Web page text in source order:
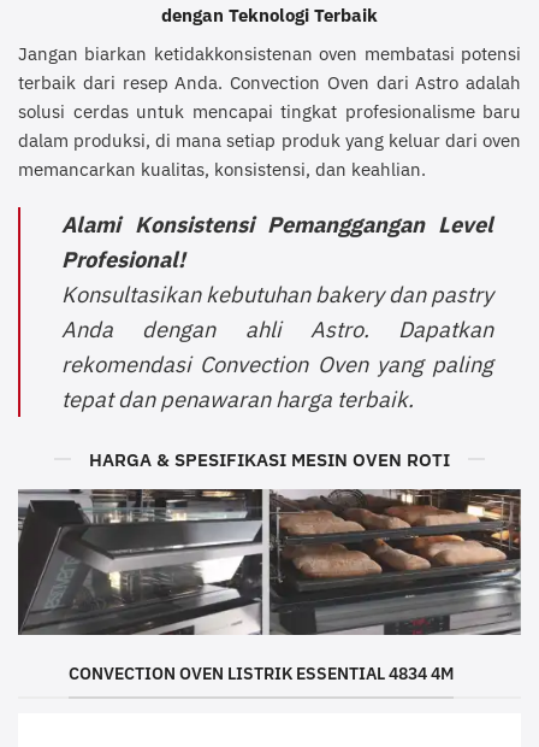
dengan Teknologi Terbaik
Jangan biarkan ketidakkonsistenan oven membatasi potensi
terbaik dari resep Anda. Convection Oven dari Astro adalah
solusi cerdas untuk mencapai tingkat profesionalisme baru
dalam produksi, di mana setiap produk yang keluar dari oven
memancarkan kualitas, konsistensi, dan keahlian.
Alami Konsistensi Pemanggangan Level
Profesional!
Konsultasikan kebutuhan bakery dan pastry
Anda dengan ahli Astro. Dapatkan
rekomendasi Convection Oven yang paling
tepat dan penawaran harga terbaik.
HARGA & SPESIFIKASI MESIN OVEN ROTI
CONVECTION OVEN LISTRIK ESSENTIAL 4834 4M